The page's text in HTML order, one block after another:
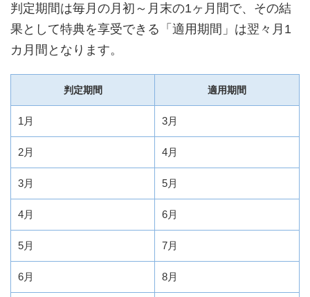
判定期間は毎月の月初～月末の1ヶ月間で、その結
果として特典を享受できる「適用期間」は翌々月1
カ月間となります。
判定期間 適用期間
1月 3月
2月 4月
3月 5月
4月 6月
5月 7月
6月 8月